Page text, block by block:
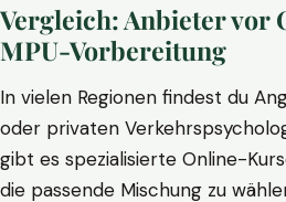
Vergleich: Anbieter vor
MPU-Vorbereitung
In vielen Regionen findest du
oder privaten
gibt es spezialisierte Online-
die passende Mischung zu